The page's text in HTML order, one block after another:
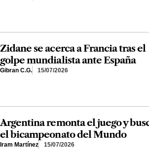
Zidane se acerca a Francia tras el
golpe mundialista ante España
Gibran C.G. 15/07/2026
Argentina remonta el juego y
el bicampeonato del Mundo
Iram Martínez 15/07/2026